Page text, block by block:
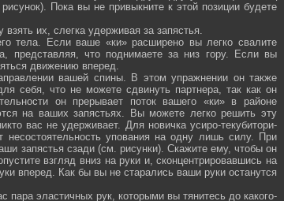
Пока вы не привыкните к этой позиции будете
их, слегка удерживая за запястья.
тела. Если ваше «ки» расширено вы легко свалите
представляя, что поднимаете за низ гору. Если вы
движению вперед.
вашей спины. В этом упражнении он также
себя, что не можете сдвинуть партнера, так как он
он прерывает поток вашего «ки» в районе
на ваших запястьях. Вы можете легко решить эту
вас не удерживает. Для новичка усиро-текубитори-
несостоятельность упования на одну лишь силу. При
запястья сзади (см. рисунки). Скажите ему, чтобы он
взгляд вниз на руки и, сконцентрировавшись на
вперед. Как бы вы не старались ваши руки останутся
эластичных рук, которыми вы тянитесь до какого-